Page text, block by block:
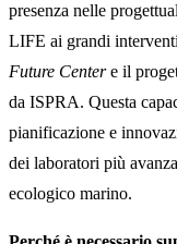
presenza nelle
LIFE ai grandi
Future Centere il
da ISPRA. Questa
pianificazione e
dei laboratori più
ecologico marino.